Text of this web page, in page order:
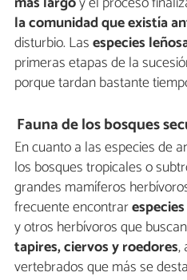
la comunidad que existía
disturbio. Lasespecies
primeras etapas de la
porque tardan bastante
Fauna de los bosques
En cuanto a las especies de
los bosques tropicales o
grandes mamíferos
frecuente encontrar
y otros herbívoros que
tapires, ciervos y roedores,
vertebrados que más se